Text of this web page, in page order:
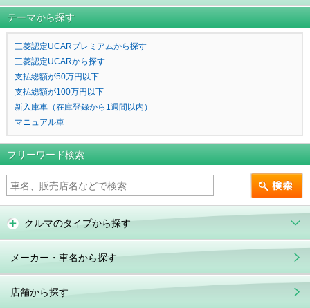
テーマから探す
三菱認定UCARプレミアムから探す
三菱認定UCARから探す
支払総額が50万円以下
支払総額が100万円以下
新入庫車（在庫登録から1週間以内）
マニュアル車
フリーワード検索
クルマのタイプから探す
メーカー・車名から探す
店舗から探す